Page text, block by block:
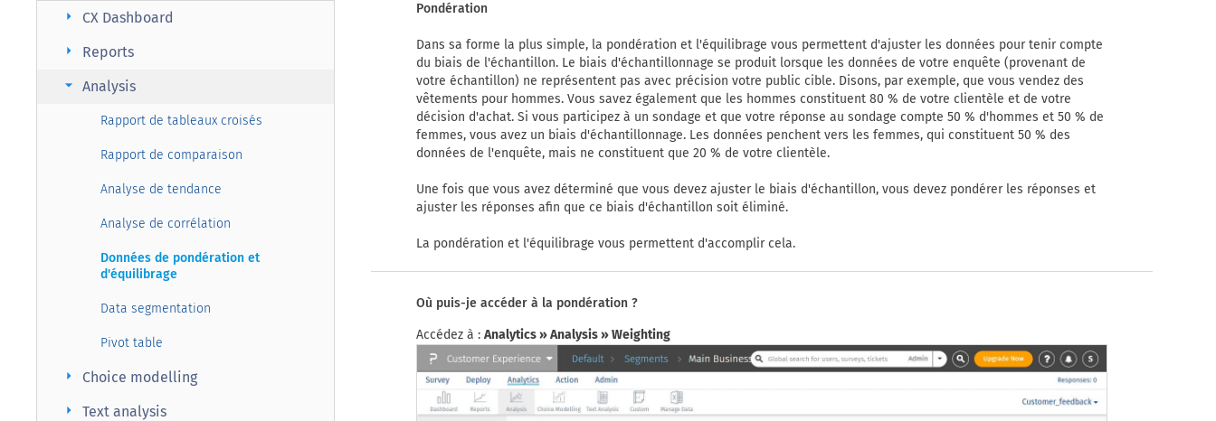
CX Dashboard
arrow_right
Reports
arrow_right
Analysis
arrow_right
Rapport de tableaux croisés
Rapport de comparaison
Analyse de tendance
Analyse de corrélation
Données de pondération et
d'équilibrage
Data segmentation
Pivot table
Choice modelling
arrow_right
Text analysis
arrow_right
Pondération
Dans sa forme la plus simple, la pondération et l'équilibrage vous permettent d'ajuster les données pour tenir compte
du biais de l'échantillon. Le biais d'échantillonnage se produit lorsque les données de votre enquête (provenant de
votre échantillon) ne représentent pas avec précision votre public cible. Disons, par exemple, que vous vendez des
vêtements pour hommes. Vous savez également que les hommes constituent 80 % de votre clientèle et de votre
décision d'achat. Si vous participez à un sondage et que votre réponse au sondage compte 50 % d'hommes et 50 % de
femmes, vous avez un biais d'échantillonnage. Les données penchent vers les femmes, qui constituent 50 % des
données de l'enquête, mais ne constituent que 20 % de votre clientèle.
Une fois que vous avez déterminé que vous devez ajuster le biais d'échantillon, vous devez pondérer les réponses et
ajuster les réponses afin que ce biais d'échantillon soit éliminé.
La pondération et l'équilibrage vous permettent d'accomplir cela.
Où puis-je accéder à la pondération ?
Accédez à : Analytics » Analysis » Weighting